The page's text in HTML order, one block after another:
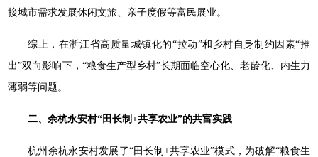
接城市需求发展休闲文旅、亲子度假等富民展业。
综上，在浙江省高质量城镇化的“拉动”和乡村自身制约因素“推
出”双向影响下，“粮食生产型乡村”长期面临空心化、老龄化、内生力
薄弱等问题。
二、余杭永安村“田长制+共享农业”的共富实践
杭州余杭永安村发展了“田长制+共享农业”模式，为破解“粮食生